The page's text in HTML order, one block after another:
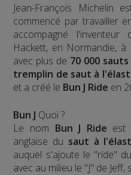
Jean-François Michelin
commencé par travailler
accompagné l'inventeur
Hackett, en Normandie,
avec plus de 70 000 sauts
tremplin de saut à
et a créé le Bun J Ride en
Bun J Quoi ?
Le nom Bun J Ride est
anglaise du saut à
auquel s'ajoute le "ride"
avec au milieu le "J" de Jeff,